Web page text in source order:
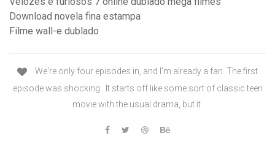
Download novela fina estampa
Filme wall-e dublado
We're only four episodes in, and I'm already a fan. The first
episode was shocking . It starts off like some sort of classic teen
movie with the usual drama, but it